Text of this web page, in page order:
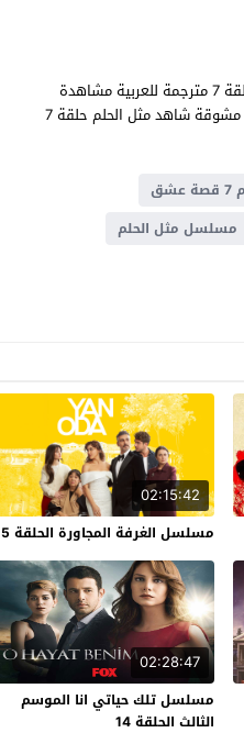
مثل الحلم الحلقة 7 قصة عشق بطولة احسان ايروغلو و سيدا باكان و اوغور جونيش مسلسل مثل الحلم الحلقة 7 مترجمة للعربية مشاهدة
وتحميل مثل الحلم 7 يوتيوب جودة عالية قصة المسلسل التركي مثل الحلم تدور في احداث دراما ​​رومانسية مشوقة شاهد مثل الحلم حلقة 7
مسلسل مثل الحلم
02:15:42
مسلسل الغرفة المجاورة الحلقة 5
02:28:47
مسلسل تلك حياتي انا الموسم
الثالث الحلقة 14